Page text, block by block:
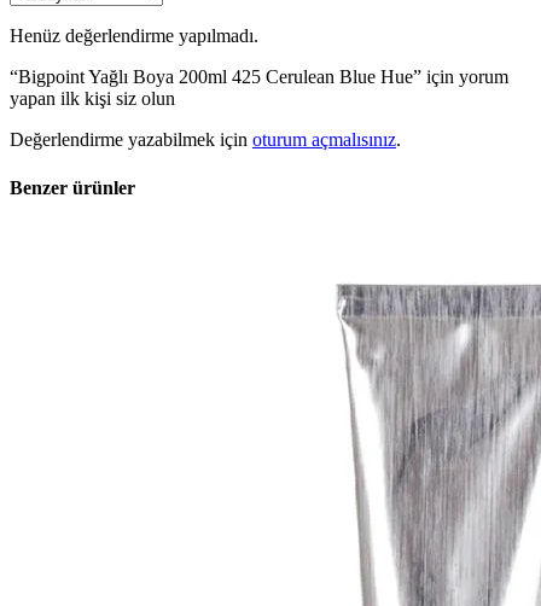
Henüz değerlendirme yapılmadı.
“Bigpoint Yağlı Boya 200ml 425 Cerulean Blue Hue” için yorum
yapan ilk kişi siz olun
Değerlendirme yazabilmek için oturum açmalısınız.
Benzer ürünler